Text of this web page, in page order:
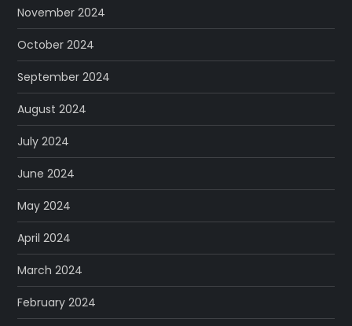
November 2024
October 2024
September 2024
August 2024
July 2024
June 2024
May 2024
April 2024
March 2024
February 2024